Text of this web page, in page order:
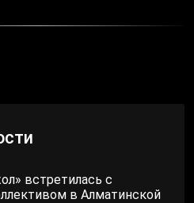
встретилась с
в Алматинской